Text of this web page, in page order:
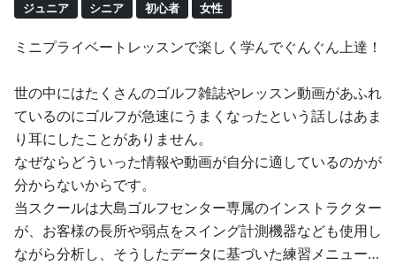
ジュニア シニア 初心者 女性
ミニプライベートレッスンで楽しく学んでぐんぐん上達！
世の中にはたくさんのゴルフ雑誌やレッスン動画があふれ
ているのにゴルフが急速にうまくなったという話しはあま
り耳にしたことがありません。
なぜならどういった情報や動画が自分に適しているのかが
分からないからです。
当スクールは大島ゴルフセンター専属のインストラクター
が、お客様の長所や弱点をスイング計測機器なども使用し
ながら分析し、そうしたデータに基づいた練習メニューを